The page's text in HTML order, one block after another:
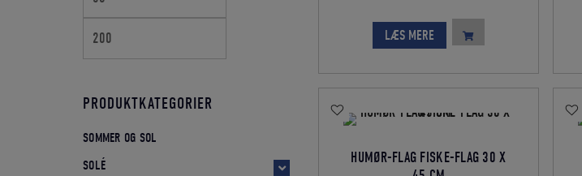
pris
var:
65,00 DKK.
er:
58,50 DKK.
LÆS MERE
HUMØR-FLAG FISKE-FLAG 30 X
pris
pris
PRODUKTKATEGORIER
SOMMER OG SOL
SOLÉ